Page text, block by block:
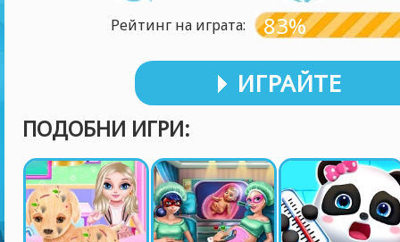
Рейтинг на играта: 83%
ИГРАЙТЕ
ПОДОБНИ ИГРИ: